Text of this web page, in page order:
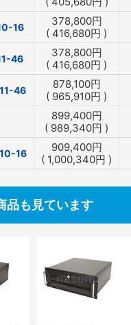
16 378,800円
( 416,680円 )
46 378,800円
( 416,680円 )
46 878,100円
( 965,910円 )
899,400円
( 989,340円 )
16 909,400円
( 1,000,340円 )
品も見ています